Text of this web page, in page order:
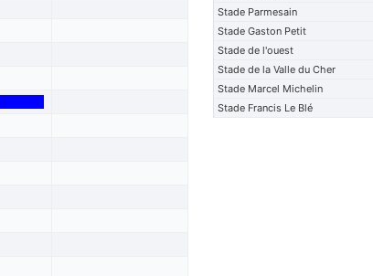
Stade Parmesain
Stade Gaston Petit
Stade de l'ouest
Stade de la Valle du Cher
Stade Marcel Michelin
Stade Francis Le Blé